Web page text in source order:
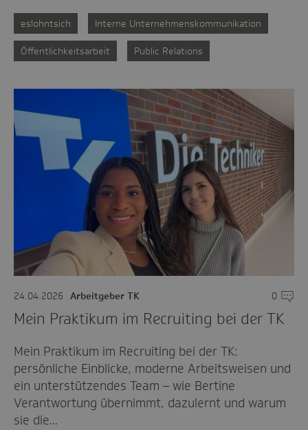
eslohntsich Interne Unternehmenskommunikation
Öffentlichkeitsarbeit Public Relations
24.04.2026 Arbeitgeber TK 0
Mein Praktikum im Recruiting bei der TK
Mein Praktikum im Recruiting bei der TK:
persönliche Einblicke, moderne Arbeitsweisen und
ein unterstützendes Team – wie Bertine
Verantwortung übernimmt, dazulernt und warum
sie die…